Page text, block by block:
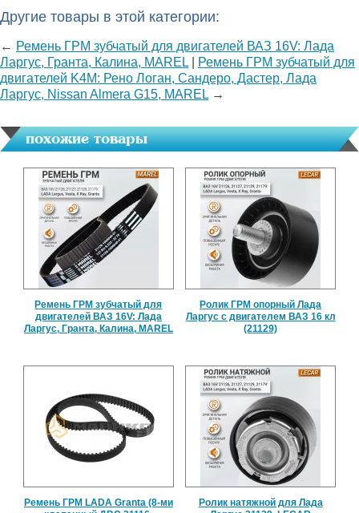
Другие товары в этой категории:
← Ремень ГРМ зубчатый для двигателей ВАЗ 16V: Лада
Ларгус, Гранта, Калина, MAREL
Ремень ГРМ зубчатый для
двигателей K4M: Рено Логан, Сандеро, Дастер, Лада
Ларгус, Nissan Almera G15, MAREL →
похожие товары
Ремень ГРМ зубчатый для
двигателей ВАЗ 16V: Лада
Ларгус, Гранта, Калина, MAREL
Ролик ГРМ опорный Лада
Ларгус с двигателем ВАЗ 16 кл
(21129)
Ремень ГРМ LADA Granta (8-ми
Ролик натяжной для Лада